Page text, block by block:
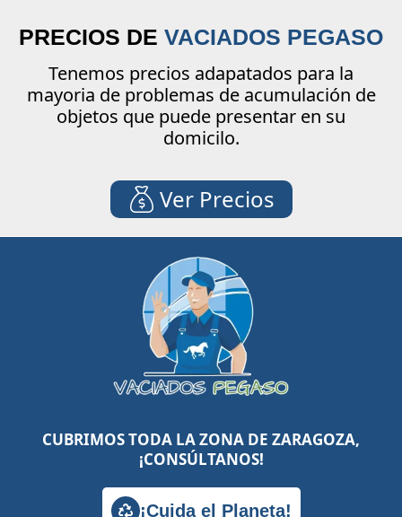
PRECIOS DE VACIADOS PEGASO
Tenemos precios adapatados para la
mayoria de problemas de acumulación de
objetos que puede presentar en su
domicilo.
Ver Precios
CUBRIMOS TODA LA ZONA DE ZARAGOZA,
¡CONSÚLTANOS!
¡Cuida el Planeta!